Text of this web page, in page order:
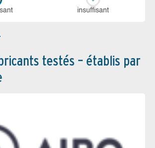
in­suf­fi­sant
testés – établis par